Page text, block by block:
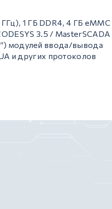
1 ГБ DDR4, 4 ГБ
3.5 / MasterSCADA
модулей ввода/вывода
и других протоколов